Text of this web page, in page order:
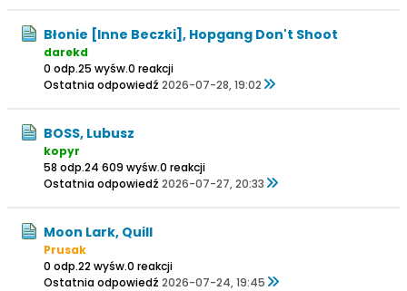
Błonie [Inne Beczki], Hopgang Don't Shoot
darekd
0 odp.25 wyśw.0 reakcji
Ostatnia odpowiedź 2026-07-28, 19:02
BOSS, Lubusz
kopyr
58 odp.24 609 wyśw.0 reakcji
Ostatnia odpowiedź 2026-07-27, 20:33
Moon Lark, Quill
Prusak
0 odp.22 wyśw.0 reakcji
Ostatnia odpowiedź 2026-07-24, 19:45